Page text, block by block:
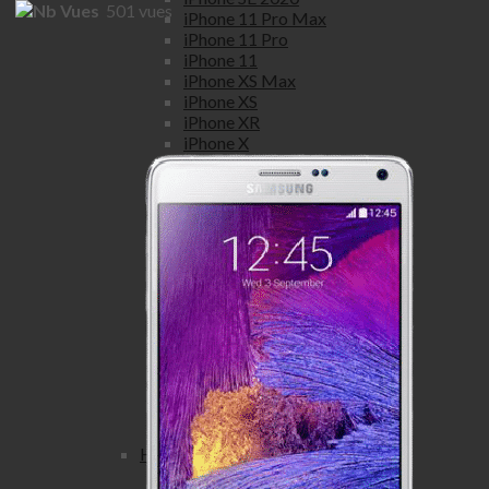
iPhone 11 Pro Max
iPhone 11 Pro
iPhone 11
iPhone XS Max
iPhone XS
iPhone XR
iPhone X
iPhone 8 Plus
iPhone 8
iPhone 7 Plus
iPhone 7
iPhone SE
iPhone 6S Plus
iPhone 6S
iPhone 6 Plus
iPhone 6
iPhone 5S
iPhone 5C
iPhone 5
iPhone 4S
iPhone 4
Honor
Honor view
501 vues